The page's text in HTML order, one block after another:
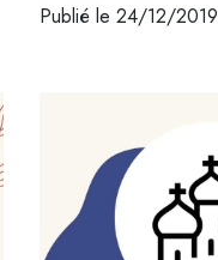
Publié le 24/12/2019